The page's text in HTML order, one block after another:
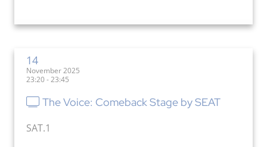
14
November 2025
23:20 - 23:45
The Voice: Comeback Stage by SEAT
SAT.1